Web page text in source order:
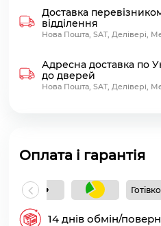
Доставка
відділення
Нова Пошта, SAT, Делівері,
Адресна доставка по
до дверей
Нова Пошта, SAT, Делівері,
Оплата і гарантія
14 днів обмін/